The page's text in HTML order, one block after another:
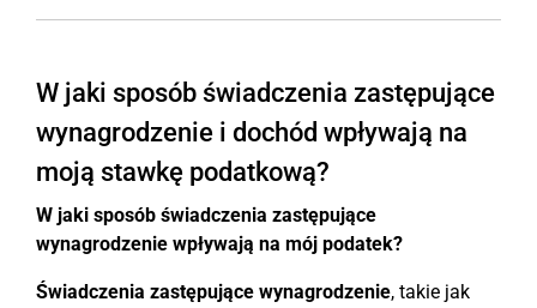
W jaki sposób świadczenia zastępujące
wynagrodzenie i dochód wpływają na
moją stawkę podatkową?
W jaki sposób świadczenia zastępujące
wynagrodzenie wpływają na mój podatek?
Świadczenia zastępujące wynagrodzenie, takie jak